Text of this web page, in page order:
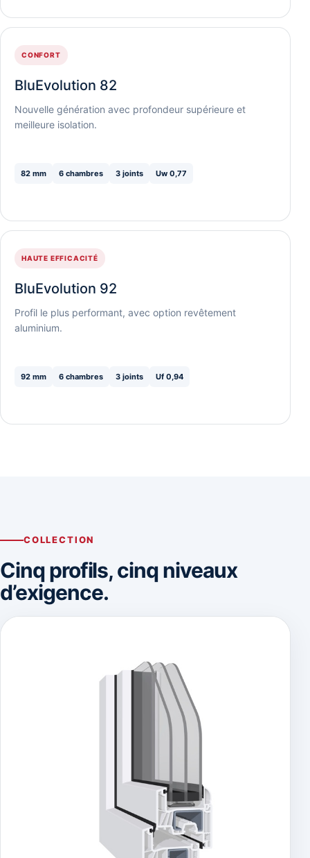
CONFORT
BluEvolution 82
Nouvelle génération avec profondeur supérieure et
meilleure isolation.
82 mm 6 chambres 3 joints Uw 0,77
HAUTE EFFICACITÉ
BluEvolution 92
Profil le plus performant, avec option revêtement
aluminium.
92 mm 6 chambres 3 joints Uf 0,94
COLLECTION
Cinq profils, cinq niveaux
d’exigence.